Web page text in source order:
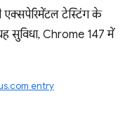
एक्सपेरिमेंटल टेस्टिंग के
सुविधा, Chrome 147 में
entry